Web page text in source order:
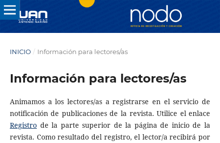
INICIO / Información para lectores/as
Información para lectores/as
Animamos a los lectores/as a registrarse en el servicio de
notificación de publicaciones de la revista. Utilice el enlace
Registrode la parte superior de la página de inicio de la
revista. Como resultado del registro, el lector/a recibirá por